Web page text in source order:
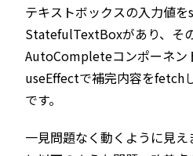
テキストボックスの入力値
StatefulTextBoxがあり、そ
AutoCompleteコンポーネン
useEffectで補完内容をfetch
です。
一見問題なく動くように見